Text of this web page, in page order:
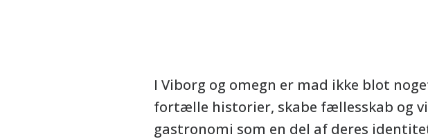
I Viborg og omegn er mad ikke blot
fortælle historier, skabe fællesskab og
gastronomi som en del af deres